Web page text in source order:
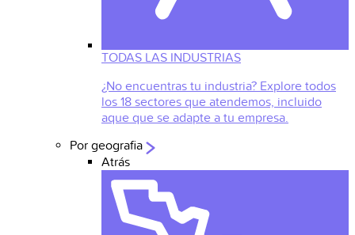
TODAS LAS INDUSTRIAS
¿No encuentras tu industria? Explore todos
los 18 sectores que atendemos, incluido
aque que se adapte a tu empresa.
Por geografia
Atrás